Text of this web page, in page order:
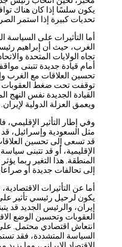
يكون سلسًا إذا كان هناك توافق
تحديات كبيرة إذا استمر الصراع
أما التأثيرات على السياسة
الغرب، حيث أن إبراهيم رئيسي
تجاه الولايات المتحدة والاتحاد
أمام قيادة جديدة تتبنى مواقف أكثر
تحسين العلاقات مع الغرب وإعادة
توقفت تحت ضغط العقوبات
القيادة الجديدة نفس النهج
ويعمق العزلة الدولية لإيران.
وفي إطار التأثير الإقليمي،
مثل السعودية وإسرائيل، قد تشهد
قد تسعى إلى تحسين العلاقات مع
الإقليمية، أو قد تتبنى سياسة
المنطقة. هذا التغير ربما يؤثر على
إلى تحالفات جديدة أو صراعات
أما عن التأثيرات الاقتصادية،
يكون لرحيل رئيسي تأثير على
إيران، والرئيس الجديد قد يتبنى
العقوبات وتحسين الوضع
انتعاش اقتصادي محتمل. على
السياسة المتشددة، فقد تستمر